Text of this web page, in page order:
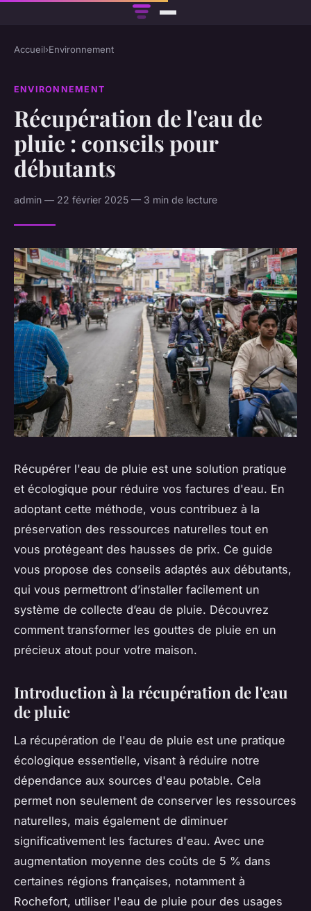
Accueil›Environnement
ENVIRONNEMENT
Récupération de l'eau de
pluie : conseils pour
débutants
admin — 22 février 2025 — 3 min de lecture
Récupérer l'eau de pluie est une solution pratique
et écologique pour réduire vos factures d'eau. En
adoptant cette méthode, vous contribuez à la
préservation des ressources naturelles tout en
vous protégeant des hausses de prix. Ce guide
vous propose des conseils adaptés aux débutants,
qui vous permettront d’installer facilement un
système de collecte d’eau de pluie. Découvrez
comment transformer les gouttes de pluie en un
précieux atout pour votre maison.
Introduction à la récupération de l'eau
de pluie
La récupération de l'eau de pluie est une pratique
écologique essentielle, visant à réduire notre
dépendance aux sources d'eau potable. Cela
permet non seulement de conserver les ressources
naturelles, mais également de diminuer
significativement les factures d'eau. Avec une
augmentation moyenne des coûts de 5 % dans
certaines régions françaises, notamment à
Rochefort, utiliser l'eau de pluie pour des usages